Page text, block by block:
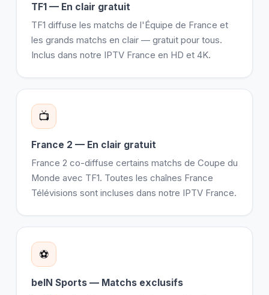
TF1 — En clair gratuit
TF1 diffuse les matchs de l'Équipe de France et
les grands matchs en clair — gratuit pour tous.
Inclus dans notre IPTV France en HD et 4K.
📺
France 2 — En clair gratuit
France 2 co-diffuse certains matchs de Coupe du
Monde avec TF1. Toutes les chaînes France
Télévisions sont incluses dans notre IPTV France.
⚽
beIN Sports — Matchs exclusifs